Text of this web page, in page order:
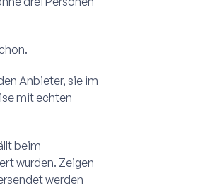
Anbieter, sie im
mit echten
beim
wurden. Zeigen
werden